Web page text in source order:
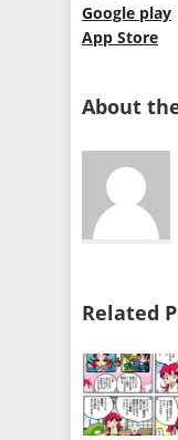
Google play
App Store
About
Related